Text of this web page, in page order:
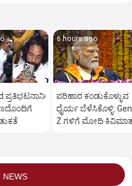
6 hours ago
ಪರಿಹಾರ ಕಂಡುಕೊಳ್ಳುವ
ಧೈರ್ಯ ಬೆಳೆಸಿಕೊಳ್ಳಿ:
Z ಗಳಿಗೆ ಮೋದಿ
NEWS